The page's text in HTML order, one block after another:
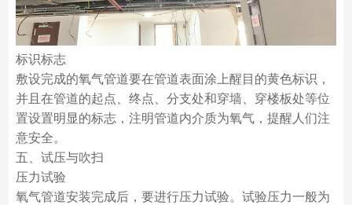
标识标志
敷设完成的氧气管道要在管道表面涂上醒目的黄色标识，
并且在管道的起点、终点、分支处和穿墙、穿楼板处等位
置设置明显的标志，注明管道内介质为氧气，提醒人们注
意安全。
五、试压与吹扫
压力试验
氧气管道安装完成后，要进行压力试验。试验压力一般为